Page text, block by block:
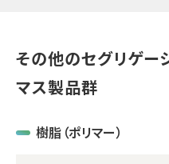
その他のセグリゲー
マス製品群
樹脂（ポリマー）